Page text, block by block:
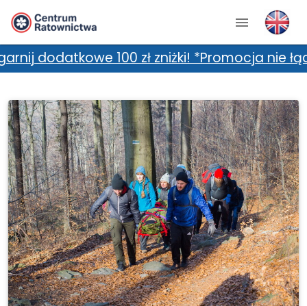
100 zł zniżki! *Promocja nie